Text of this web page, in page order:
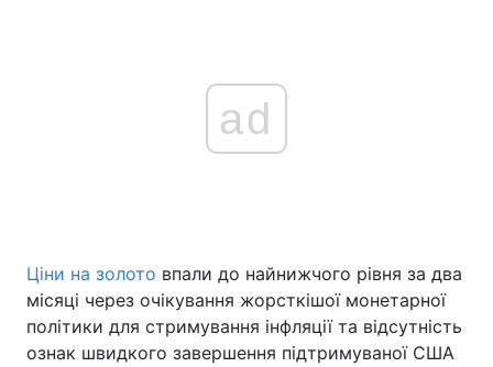
Україна Політика
Економіка Світ
ad
Ціни на золото впали до найнижчого рівня за два
місяці через очікування жорсткішої монетарної
політики для стримування інфляції та відсутність
ознак швидкого завершення підтримуваної США